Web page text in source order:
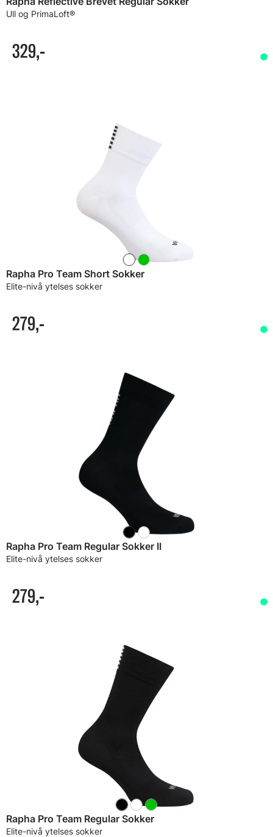
Ull og PrimaLoft®
329,-
Rapha Pro Team Short Sokker
Elite-nivå ytelses sokker
279,-
Rapha Pro Team Regular Sokker II
Elite-nivå ytelses sokker
279,-
Rapha Pro Team Regular Sokker
Elite-nivå ytelses sokker